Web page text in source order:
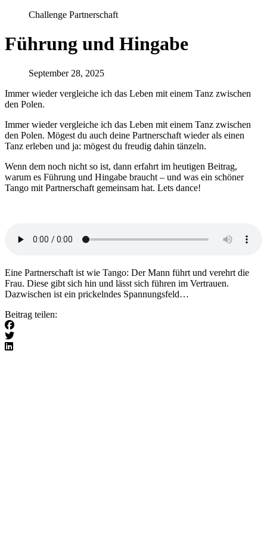
Challenge Partnerschaft
Führung und Hingabe
September 28, 2025
Immer wieder vergleiche ich das Leben mit einem Tanz zwischen
den Polen.
Immer wieder vergleiche ich das Leben mit einem Tanz zwischen
den Polen. Mögest du auch deine Partnerschaft wieder als einen
Tanz erleben und ja: mögest du freudig dahin tänzeln.
Wenn dem noch nicht so ist, dann erfahrt im heutigen Beitrag,
warum es Führung und Hingabe braucht – und was ein schöner
Tango mit Partnerschaft gemeinsam hat. Lets dance!
Eine Partnerschaft ist wie Tango: Der Mann führt und verehrt die
Frau. Diese gibt sich hin und lässt sich führen im Vertrauen.
Dazwischen ist ein prickelndes Spannungsfeld…
Beitrag teilen: